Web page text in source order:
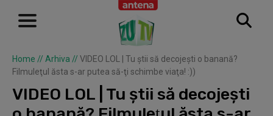
Home // Arhiva // VIDEO LOL | Tu ştii să decojeşti o banană?
Filmuleţul ăsta s-ar putea să-ţi schimbe viaţa! :))
VIDEO LOL | Tu ştii să decojeşti